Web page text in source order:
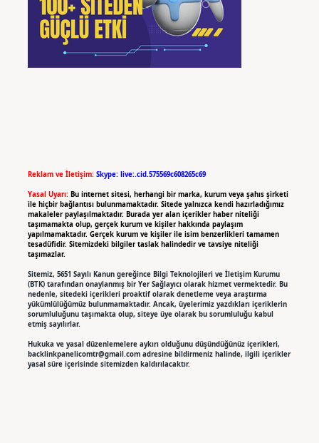
Reklam ve İletişim: Skype: live:.cid.575569c608265c69
Yasal Uyarı: Bu internet sitesi, herhangi bir marka, kurum veya şahıs şirketi
ile hiçbir bağlantısı bulunmamaktadır. Sitede yalnızca kendi hazırladığımız
makaleler paylaşılmaktadır. Burada yer alan içerikler haber niteliği
taşımamakta olup, gerçek kurum ve kişiler hakkında paylaşım
yapılmamaktadır. Gerçek kurum ve kişiler ile isim benzerlikleri tamamen
tesadüfidir. Sitemizdeki bilgiler taslak halindedir ve tavsiye niteliği
taşımazlar.
Sitemiz, 5651 Sayılı Kanun gereğince Bilgi Teknolojileri ve İletişim Kurumu
(BTK) tarafından onaylanmış bir Yer Sağlayıcı olarak hizmet vermektedir. Bu
nedenle, sitedeki içerikleri proaktif olarak denetleme veya araştırma
yükümlülüğümüz bulunmamaktadır. Ancak, üyelerimiz yazdıkları içeriklerin
sorumluluğunu taşımakta olup, siteye üye olarak bu sorumluluğu kabul
etmiş sayılırlar.
Hukuka ve yasal düzenlemelere aykırı olduğunu düşündüğünüz içerikleri,
backlinkpanelicomtr@gmail.comadresine bildirmeniz halinde, ilgili içerikler
yasal süre içerisinde sitemizden kaldırılacaktır.